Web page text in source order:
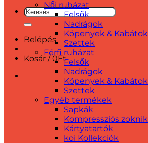
Keresés
a
következőre:
Belépés
Kosár /0Ft
Női ruházat
Felsők
Nadrágok
Köpenyek & Kabátok
Szettek
Férfi ruházat
Felsők
Nadrágok
Köpenyek & Kabátok
Szettek
Egyéb termékek
Sapkák
Kompressziós zoknik
Kártyatartók
koi Kollekciók